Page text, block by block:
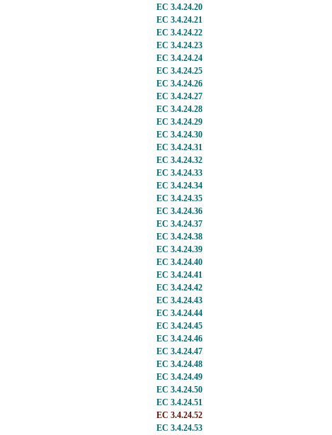
EC 3.4.24.20
EC 3.4.24.21
EC 3.4.24.22
EC 3.4.24.23
EC 3.4.24.24
EC 3.4.24.25
EC 3.4.24.26
EC 3.4.24.27
EC 3.4.24.28
EC 3.4.24.29
EC 3.4.24.30
EC 3.4.24.31
EC 3.4.24.32
EC 3.4.24.33
EC 3.4.24.34
EC 3.4.24.35
EC 3.4.24.36
EC 3.4.24.37
EC 3.4.24.38
EC 3.4.24.39
EC 3.4.24.40
EC 3.4.24.41
EC 3.4.24.42
EC 3.4.24.43
EC 3.4.24.44
EC 3.4.24.45
EC 3.4.24.46
EC 3.4.24.47
EC 3.4.24.48
EC 3.4.24.49
EC 3.4.24.50
EC 3.4.24.51
EC 3.4.24.52
EC 3.4.24.53